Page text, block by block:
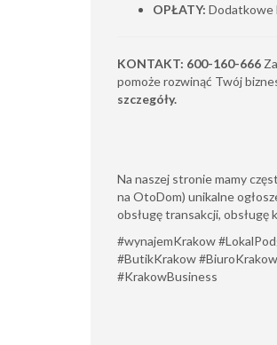
OPŁATY: Dodatkowe
KONTAKT: 600-160-666
pomoże rozwinąć Twój
szczegóły.
Na naszej stronie mamy
na OtoDom) unikalne
obsługę transakcji, obsługę
#wynajemKrakow
#ButikKrakow
#KrakowBusiness